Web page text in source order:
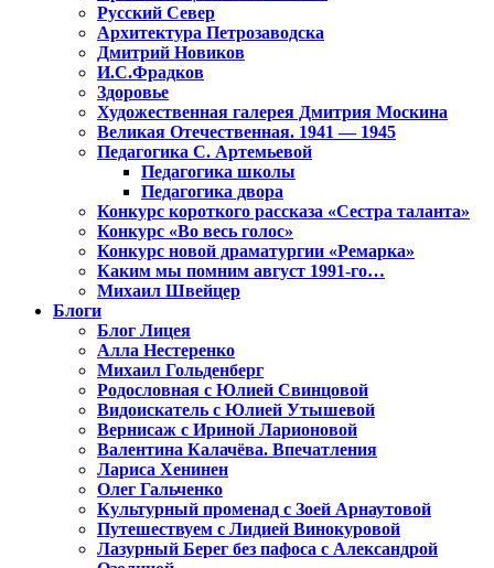
Русский Север
Архитектура Петрозаводска
Дмитрий Новиков
И.С.Фрадков
Здоровье
Художественная галерея Дмитрия Москина
Великая Отечественная. 1941 — 1945
Педагогика С. Артемьевой
Педагогика школы
Педагогика двора
Конкурс короткого рассказа «Сестра таланта»
Конкурс «Во весь голос»
Конкурс новой драматургии «Ремарка»
Каким мы помним август 1991-го…
Михаил Швейцер
Блоги
Блог Лицея
Алла Нестеренко
Михаил Гольденберг
Родословная с Юлией Свинцовой
Видоискатель с Юлией Утышевой
Вернисаж с Ириной Ларионовой
Валентина Калачёва. Впечатления
Лариса Хенинен
Олег Гальченко
Культурный променад с Зоей Арнаутовой
Путешествуем с Лидией Винокуровой
Лазурный Берег без пафоса с Александрой